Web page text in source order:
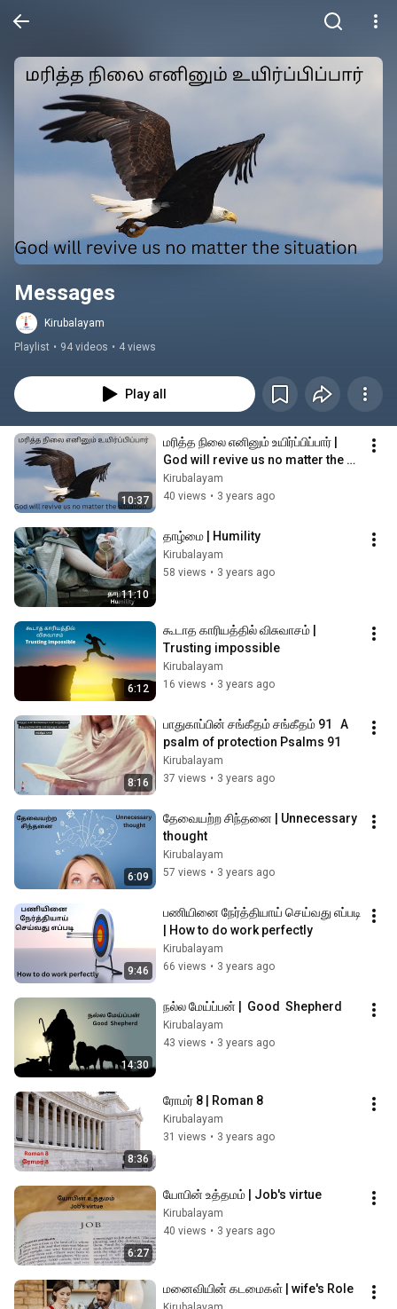
Messages
Kirubalayam
Playlist • 94 videos • 4 views
Play all
10:37
மரித்த நிலை எனினும் உயிர்ப்பிப்பார் |
God will revive us no matter the
situation
Kirubalayam
40 views • 3 years ago
11:10
தாழ்மை | Humility
Kirubalayam
58 views • 3 years ago
6:12
கூடாத காரியத்தில் விசுவாசம் |
Trusting impossible
Kirubalayam
16 views • 3 years ago
8:16
பாதுகாப்பின் சங்கீதம் சங்கீதம் 91   A
psalm of protection Psalms 91
Kirubalayam
37 views • 3 years ago
6:09
தேவையற்ற சிந்தனை | Unnecessary
thought
Kirubalayam
57 views • 3 years ago
9:46
பணியினை நேர்த்தியாய் செய்வது எப்படி
| How to do work perfectly
Kirubalayam
66 views • 3 years ago
14:30
நல்ல மேய்ப்பன் |  Good  Shepherd
Kirubalayam
43 views • 3 years ago
8:36
ரோமர் 8 | Roman 8
Kirubalayam
31 views • 3 years ago
6:27
யோபின் உத்தமம் | Job's virtue
Kirubalayam
40 views • 3 years ago
மனைவியின் கடமைகள் | wife's Role